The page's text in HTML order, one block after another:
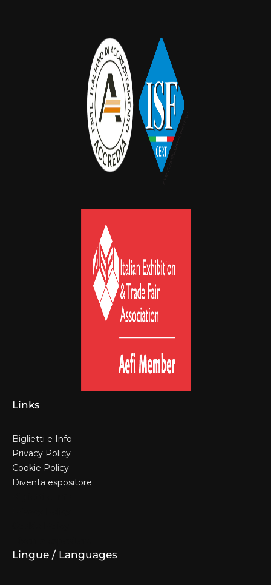
Links
Biglietti e Info
Privacy Policy
Cookie Policy
Diventa espositore
Lingue / Languages